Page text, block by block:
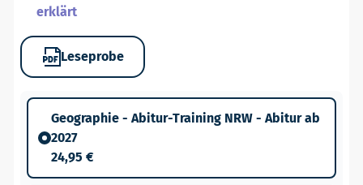
erklärt
Leseprobe
Geographie - Abitur-Training NRW - Abitur ab
2027
24,95 €